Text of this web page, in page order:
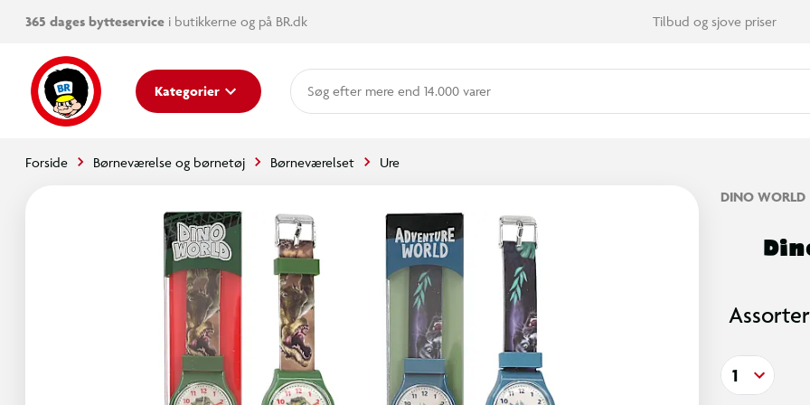
365 dages bytteservice i butikkerne og på BR.dk Tilbud og sjove priser
Kategorier mere end 14.000 varer
Forside Børneværelse og børnetøj Børneværelset Ure
DINO WORLD
1